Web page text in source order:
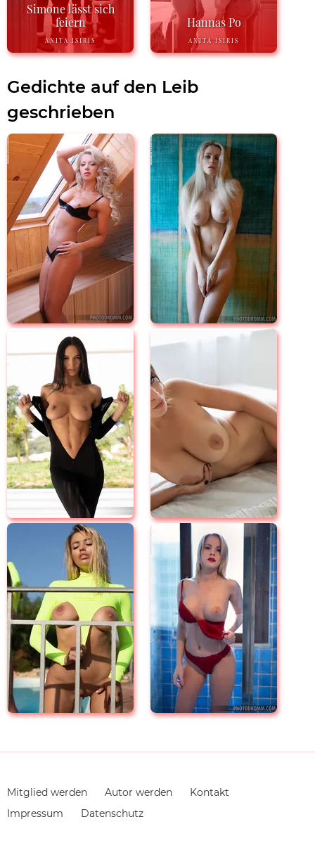
Simone lässt sich
feiern
ANITA ISIRIS
Hannas Po
ANITA ISIRIS
Gedichte auf den Leib
geschrieben
Navigation
überspringen
Mitglied werden Autor werden
Kontakt
Impressum
Datenschutz